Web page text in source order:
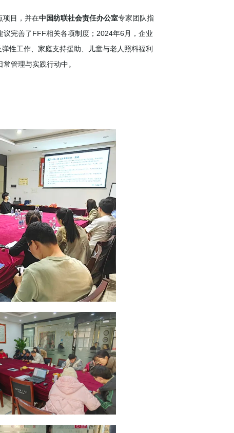
项目，并在中国纺联社会责任办公室专家团队指
完善了FFF相关各项制度；2024年6月，企业
性工作、家庭支持援助、儿童与老人照料福利
管理与实践行动中。